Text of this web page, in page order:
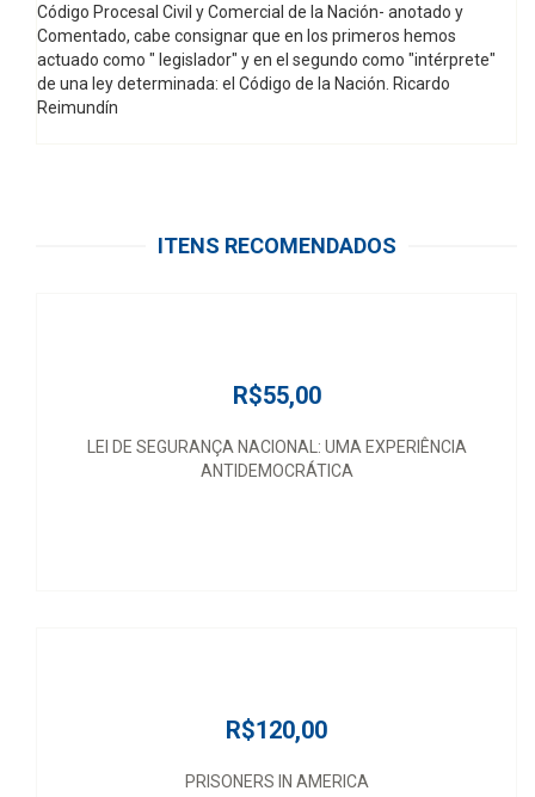
Código Procesal Civil y Comercial de la Nación- anotado y
Comentado, cabe consignar que en los primeros hemos
actuado como " legislador" y en el segundo como "intérprete"
de una ley determinada: el Código de la Nación. Ricardo
Reimundín
ITENS RECOMENDADOS
R$55,00
LEI DE SEGURANÇA NACIONAL: UMA EXPERIÊNCIA
ANTIDEMOCRÁTICA
R$120,00
PRISONERS IN AMERICA